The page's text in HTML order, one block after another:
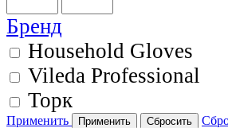
Бренд
Household Gloves
Vileda Professional
Торк
Применить